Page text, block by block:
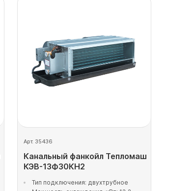
Арт. 35436
Канальный фанкойл Тепломаш
КЭВ-13Ф30КН2
Тип подключения: двухтрубное